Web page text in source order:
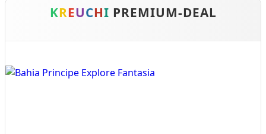
KREUCHI PREMIUM-DEAL